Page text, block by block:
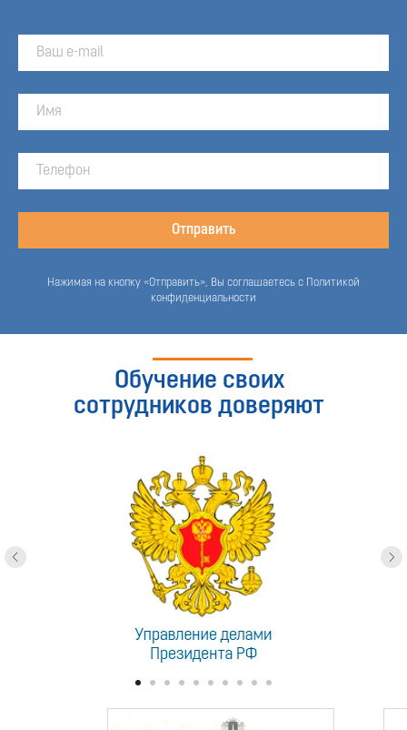
Отправить
Нажимая на кнопку «Отправить», Вы соглашаетесь с Политикой
конфиденциальности
Обучение своих
сотрудников доверяют